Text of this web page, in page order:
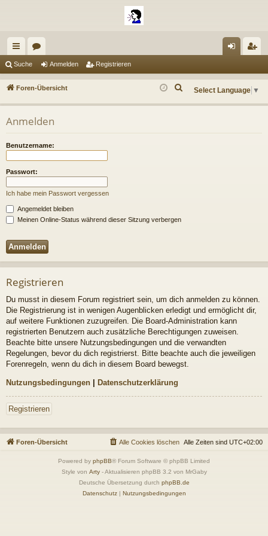
ch
ne
ug
en m ist
Suche Anmelden Registrieren
Foren-Übersicht Select Language ▼
Anmelden
Benutzername:
Passwort:
Ich habe mein Passwort vergessen
Angemeldet bleiben
Meinen Online-Status während dieser Sitzung verbergen
Registrieren
Du musst in diesem Forum registriert sein, um dich anmelden zu können.
Die Registrierung ist in wenigen Augenblicken erledigt und ermöglicht dir,
auf weitere Funktionen zuzugreifen. Die Board-Administration kann
registrierten Benutzern auch zusätzliche Berechtigungen zuweisen.
Beachte bitte unsere Nutzungsbedingungen und die verwandten
Regelungen, bevor du dich registrierst. Bitte beachte auch die jeweiligen
Forenregeln, wenn du dich in diesem Board bewegst.
Nutzungsbedingungen | Datenschutzerklärung
Registrieren
Foren-Übersicht Alle Zeiten sind UTC+02:00
Alle Cookies löschen
Powered by phpBB® Forum Software © phpBB Limited
Style von Arty- Aktualisieren phpBB 3.2 von MrGaby
Deutsche Übersetzung durch phpBB.de
Datenschutz| Nutzungsbedingungen